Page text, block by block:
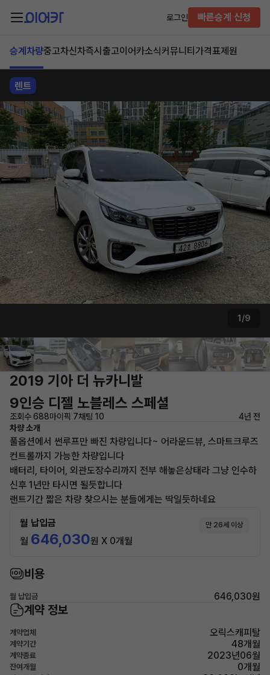
로그인 빠른승계 신청
승계차량중고차신차즉시출고이어카소식커뮤니티 가격표제원
렌트
1/9
2019 기아 더 뉴카니발
9인승 디젤 노블레스 스페셜
조회수 688마이픽 7채팅 10
4년 전
차량 소개
풀옵션에서 썬루프만 빠진 차량입니다~ 어라운드뷰, 스마트크루즈
컨트롤까지 가능한 차량입니다
배터리, 타이어, 외관도장수리까지 전부 해놓은상태라 그냥 인수하
신후 1년만 타시면 될듯합니다
랜트기간 짧은 차량 찾으시는 분들에게는 딱일듯하네요
월 납입금 만 26세 이상
월 646,030원 X 0개월
비용
월 납입금 646,030원
계약 정보
계약업체 오릭스캐피탈
계약기간 48개월
계약종료 2023년06월
잔여개월 0개월